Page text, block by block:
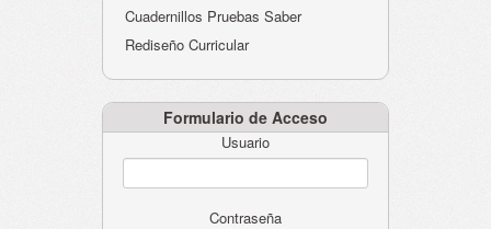
Cuadernillos Pruebas Saber
Rediseño Curricular
Formulario de Acceso
Usuario
Contraseña